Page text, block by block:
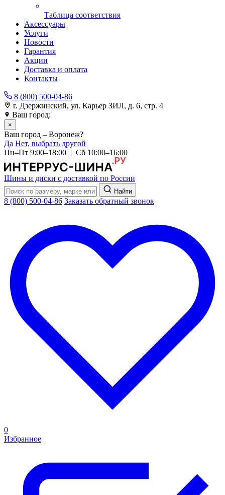
Таблица соответствия
Аксессуары
Услуги
Новости
Гарантия
Акции
Доставка и оплата
Контакты
8 (800) 500-04-86
г. Дзержинский, ул. Карьер ЗИЛ, д. 6, стр. 4
Ваш город:
×
Ваш город – Воронеж?
Да Нет, выбрать другой
Пн–Пт 9:00–18:00 | Сб 10:00–16:00
Шины и диски с доставкой по России
Найти
8 (800) 500-04-86 Заказать обратный звонок
0
Избранное